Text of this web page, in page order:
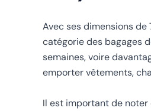
Avec ses dimensions
catégorie des bagages
semaines, voire
emporter vêtements,
Il est important de noter